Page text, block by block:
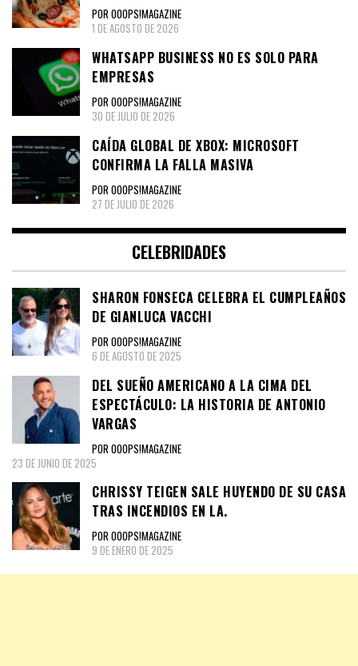
POR OOOPS!MAGAZINE
1 DE AGOSTO DE 2026
WHATSAPP BUSINESS NO ES SOLO PARA
EMPRESAS
POR OOOPS!MAGAZINE
30 DE JULIO DE 2026
CAÍDA GLOBAL DE XBOX: MICROSOFT
CONFIRMA LA FALLA MASIVA
POR OOOPS!MAGAZINE
27 DE JULIO DE 2026
CELEBRIDADES
SHARON FONSECA CELEBRA EL CUMPLEAÑOS
DE GIANLUCA VACCHI
POR OOOPS!MAGAZINE
6 DE AGOSTO DE 2025
DEL SUEÑO AMERICANO A LA CIMA DEL
ESPECTÁCULO: LA HISTORIA DE ANTONIO
VARGAS
POR OOOPS!MAGAZINE
23 DE JUNIO DE 2025
CHRISSY TEIGEN SALE HUYENDO DE SU CASA
TRAS INCENDIOS EN LA.
POR OOOPS!MAGAZINE
9 DE ENERO DE 2025